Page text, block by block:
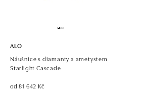
ALO
Náušnice s diamanty a ametystem
Starlight Cascade
od 81 642 Kč